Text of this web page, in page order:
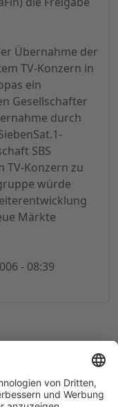
Übernahme der
TV-Konzern in
ein
Gesellschafter
durch
SBS
TV-Konzern zu
würde
Märkte
- 08:39